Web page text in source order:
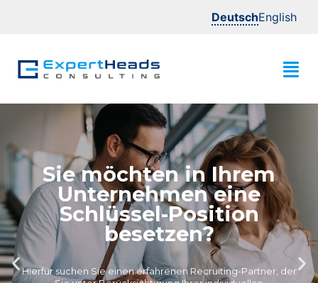
DeutschEnglish
Sie möchten in Ihrem
Unternehmen eine
Schlüssel-Position
besetzen?
Hierfür suchen Sie einen erfahrenen Recruiting-Partner, der